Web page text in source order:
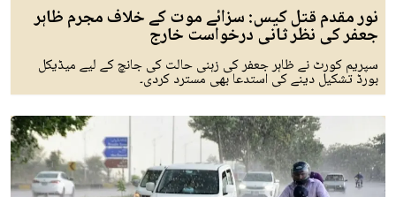
نور مقدم قتل کیس: سزائے موت کے خلاف مجرم ظاہر
جعفر کی نظر ثانی درخواست خارج
سپریم کورٹ نے ظاہر جعفر کی زہنی حالت کی جانچ کے لیے میڈیکل
بورڈ تشکیل دینے کی استدعا بھی مسترد کردی۔